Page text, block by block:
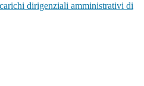
dirigenziali amministrativi di